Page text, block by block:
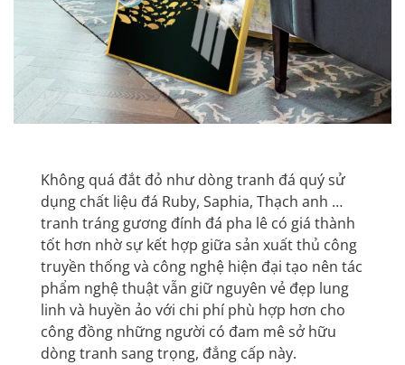
Không quá đắt đỏ như dòng tranh đá quý sử
dụng chất liệu đá Ruby, Saphia, Thạch anh …
tranh tráng gương đính đá pha lê có giá thành
tốt hơn nhờ sự kết hợp giữa sản xuất thủ công
truyền thống và công nghệ hiện đại tạo nên tác
phẩm nghệ thuật vẫn giữ nguyên vẻ đẹp lung
linh và huyền ảo với chi phí phù hợp hơn cho
công đồng những người có đam mê sở hữu
dòng tranh sang trọng, đẳng cấp này.